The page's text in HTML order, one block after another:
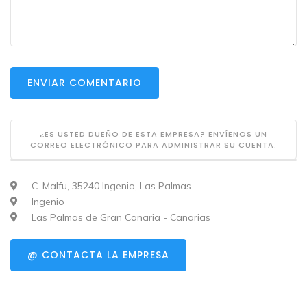
ENVIAR COMENTARIO
¿ES USTED DUEÑO DE ESTA EMPRESA? ENVÍENOS UN
CORREO ELECTRÓNICO PARA ADMINISTRAR SU CUENTA.
C. Malfu, 35240 Ingenio, Las Palmas
Ingenio
Las Palmas de Gran Canaria - Canarias
@ CONTACTA LA EMPRESA